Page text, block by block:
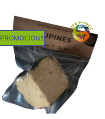
PROMOCION!!